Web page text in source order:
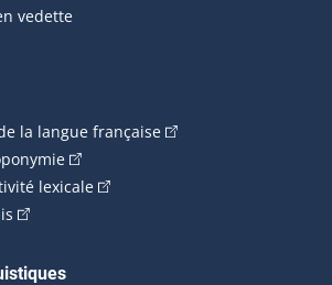
vedette
la langue française(Cet hyperlien
(Cet hyperlien externe s'ouvrira
lexicale(Cet hyperlien externe
(Cet hyperlien externe s'ouvrira dans une